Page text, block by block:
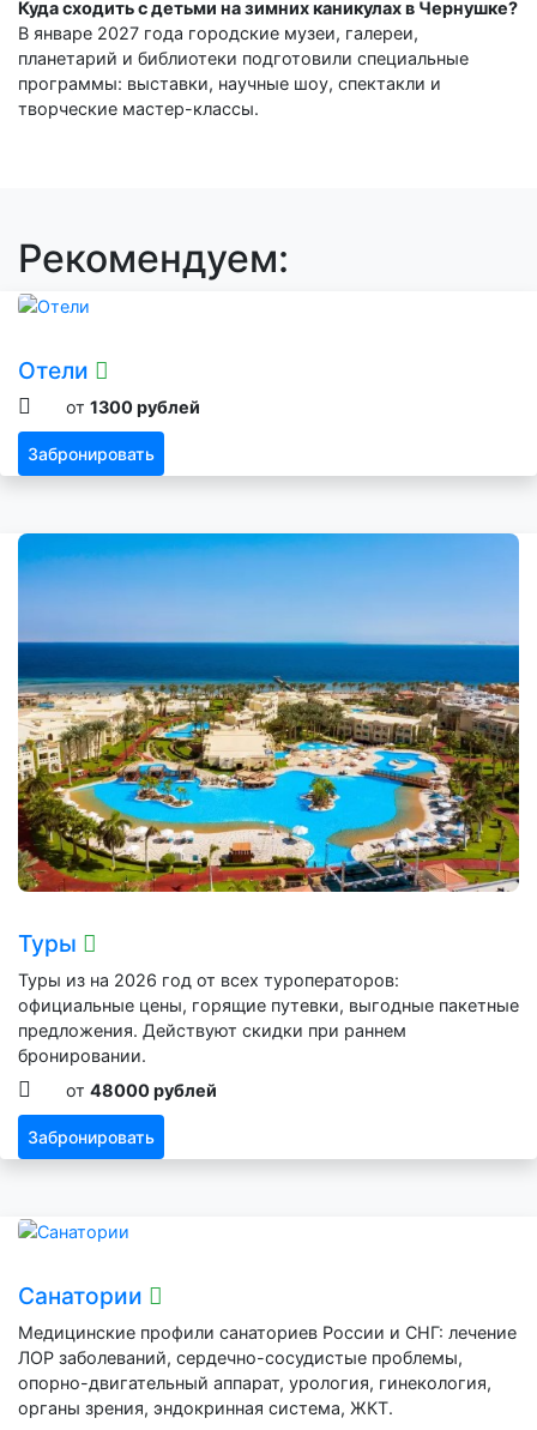
Куда сходить с детьми на зимних каникулах в Чернушке?
В январе 2027 года городские музеи, галереи,
планетарий и библиотеки подготовили специальные
программы: выставки, научные шоу, спектакли и
творческие мастер-классы.
Рекомендуем:
Отели
от 1300 рублей
Забронировать
Туры
Туры из на 2026 год от всех туроператоров:
официальные цены, горящие путевки, выгодные пакетные
предложения. Действуют скидки при раннем
бронировании.
от 48000 рублей
Забронировать
Санатории
Медицинские профили санаториев России и СНГ: лечение
ЛОР заболеваний, сердечно-сосудистые проблемы,
опорно-двигательный аппарат, урология, гинекология,
органы зрения, эндокринная система, ЖКТ.